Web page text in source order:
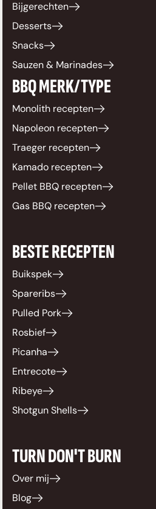
Bijgerechten
Desserts
Snacks
Sauzen & Marinades
BBQ MERK/TYPE
Monolith recepten
Napoleon recepten
Traeger recepten
Kamado recepten
Pellet BBQ recepten
Gas BBQ recepten
BESTE RECEPTEN
Buikspek
Spareribs
Pulled Pork
Rosbief
Picanha
Entrecote
Ribeye
Shotgun Shells
TURN DON'T BURN
Over mij
Blog